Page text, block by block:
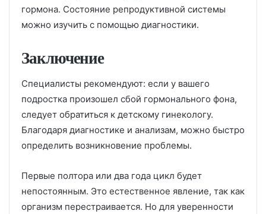
гормона. Состояние репродуктивной системы
можно изучить с помощью диагностики.
Заключение
Специалисты рекомендуют: если у вашего
подростка произошел сбой гормонального фона,
следует обратиться к детскому гинекологу.
Благодаря диагностике и анализам, можно быстро
определить возникновение проблемы.
Первые полтора или два года цикл будет
непостоянным. Это естественное явление, так как
организм перестраивается. Но для уверенности